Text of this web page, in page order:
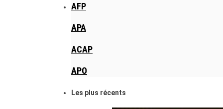
AFP
APA
ACAP
APO
Les plus récents